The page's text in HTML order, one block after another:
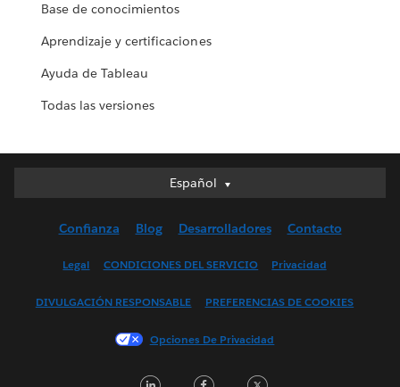
Base de conocimientos
Aprendizaje y certificaciones
Ayuda de Tableau
Todas las versiones
Español
Español
English (UK)
Français (France)
한국어
Confianza Blog Desarrolladores Contacto
Legal CONDICIONES DEL SERVICIO Privacidad
DIVULGACIÓN RESPONSABLE PREFERENCIAS DE COOKIES
Opciones De Privacidad